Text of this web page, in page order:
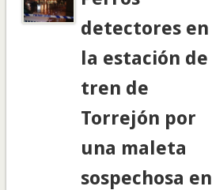
detectores en
la estación de
tren de
Torrejón por
una maleta
sospechosa en